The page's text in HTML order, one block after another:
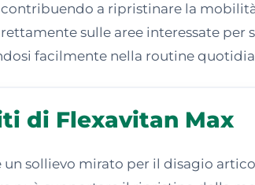
a ripristinare la
sulle aree interessate
facilmente nella routine
di Flexavitan Max
un sollievo mirato per il disagio